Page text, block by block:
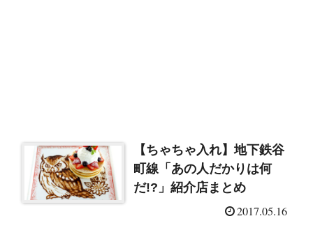
【ちゃちゃ入れ】地下鉄谷
町線「あの人だかりは何
だ!?」紹介店まとめ
2017.05.16